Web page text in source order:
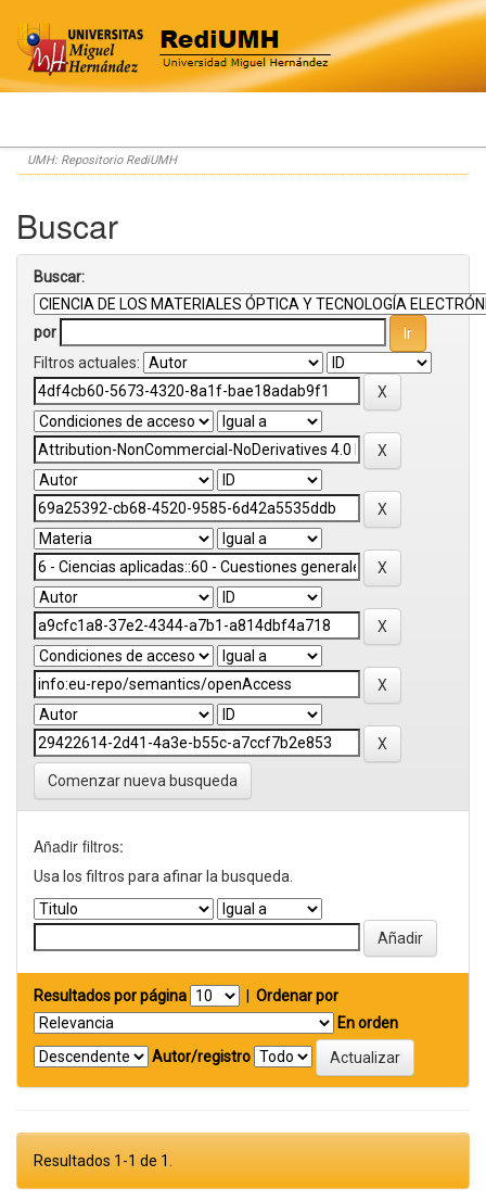
Skip
navigation
UMH: Repositorio RediUMH
Buscar
Buscar:
por
Filtros actuales:
Comenzar nueva busqueda
Añadir filtros:
Usa los filtros para afinar la busqueda.
Resultados por página
Ordenar por
En orden
Autor/registro
Resultados 1-1 de 1.